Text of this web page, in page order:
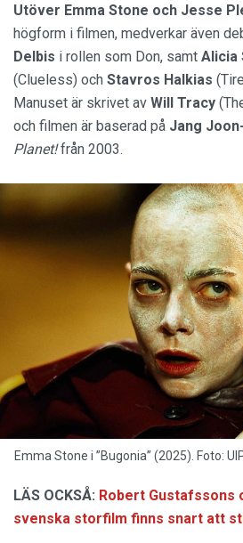
Utöver Emma Stone och Jesse
högform i filmen, medverkar även
Delbis i rollen som Don, samt Alicia
(Clueless) och Stavros Halkias
Manuset är skrivet av Will Tracy
och filmen är baserad på Jang
Planet!från 2003.
Emma Stone i ”Bugonia” (2025). Foto:
LÄS OCKSÅ: Robert Gustafssons
svenska storfilm finns snart att